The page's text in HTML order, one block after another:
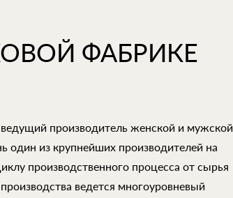
ФАБРИКЕ
производитель женской и мужской
из крупнейших производителей на
производственного процесса от сырья
ведется многоуровневый